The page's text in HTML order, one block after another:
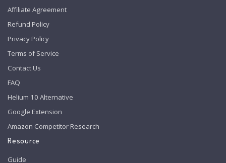
Affiliate Agreement
Refund Policy
Privacy Policy
Terms of Service
Contact Us
FAQ
Helium 10 Alternative
Google Extension
Amazon Competitor Research
Resource
Guide